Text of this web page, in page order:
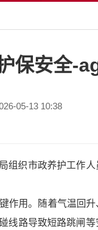
保安全-
05-13 10:38
组织市政养护工作
作用。随着气温回
线路导致短路跳闸